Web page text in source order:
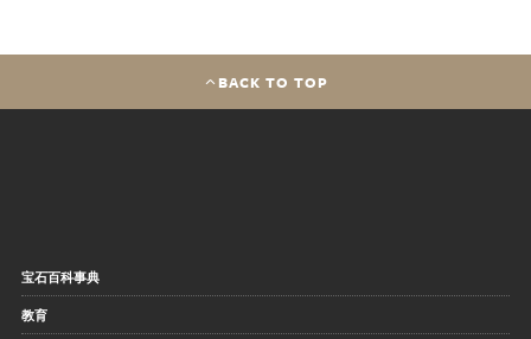
BACK TO TOP
宝石百科事典
教育